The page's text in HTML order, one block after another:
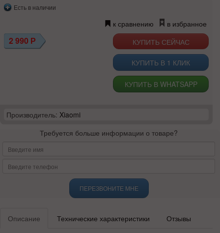
Есть в наличии
к сравнению в избранное
2 990 Р
КУПИТЬ В 1 КЛИК
КУПИТЬ В WHATSAPP
Производитель: Xiaomi
Требуется больше информации о товаре?
ПЕРЕЗВОНИТЕ МНЕ
Описание Технические характеристики Отзывы